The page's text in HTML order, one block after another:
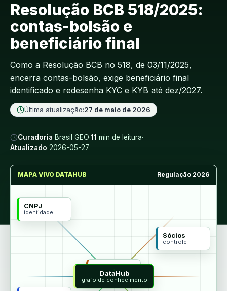
Resolução BCB 518/2025:
contas-bolsão e
beneficiário final
Como a Resolução BCB no 518, de 03/11/2025,
encerra contas-bolsão, exige beneficiário final
identificado e redesenha KYC e KYB até dez/2027.
Última atualização:27 de maio de 2026
Curadoria Brasil GEO·11 min de leitura·
Atualizado 2026-05-27
MAPA VIVO DATAHUB Regulação 2026
CNPJ
identidade
Sócios
controle
agentes
DataHub
grafo de conhecimento